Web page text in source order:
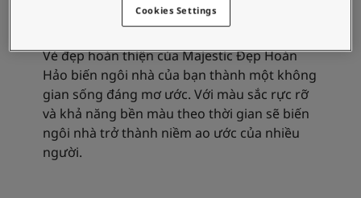
Vẻ đẹp hoàn thiện của Majestic Đẹp Hoàn
Hảo biến ngôi nhà của bạn thành một không
gian sống đáng mơ ước. Với màu sắc rực rỡ
và khả năng bền màu theo thời gian sẽ biến
ngôi nhà trở thành niềm ao ước của nhiều
người.
Cookies Settings